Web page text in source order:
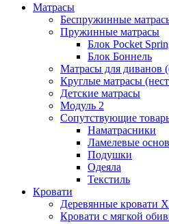
Матрасы
Беспружинные
Пружинные матрасы
Блок Pocket
Блок Боннель
Матрасы для диванов
Круглые матрасы
Детские матрасы
Модуль 2
Сопутствующие
Наматрасники
Ламелевые
Подушки
Одеяла
Текстиль
Кровати
Деревянные кровати
Кровати с мягкой